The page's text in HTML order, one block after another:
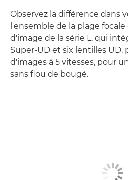
Observez la différence dans
l'ensemble de la plage
d'image de la série L, qui
Super-UD et six lentilles UD,
d'images à 5 vitesses, pour
sans flou de bougé.